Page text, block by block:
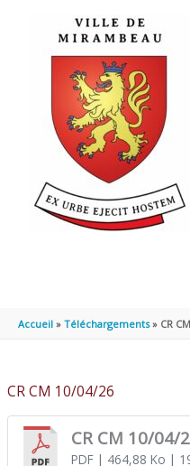
Accueil Téléchargements CR
CR CM 10/04/26
CR CM 10/04/
PDF| 464,88 Ko |